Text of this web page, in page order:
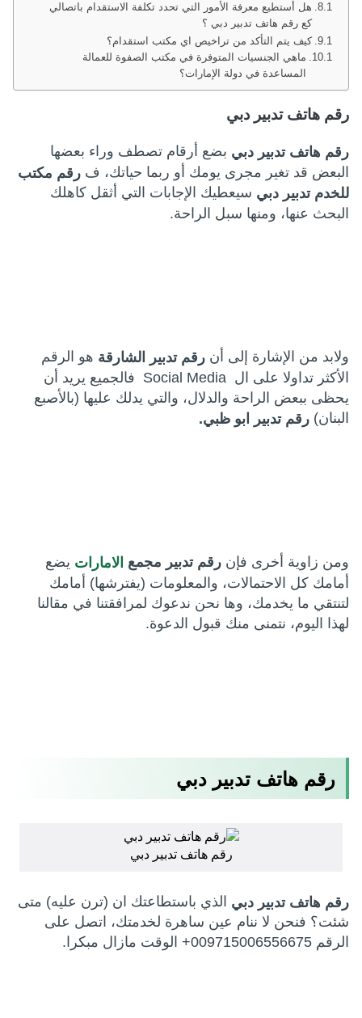
هل أستطيع معرفة الأمور التي تحدد تكلفة الاستقدام باتصالي
كع رقم هاتف تدبير دبي ؟
كيف يتم التأكد من تراخيص اي مكتب استقدام؟
ماهي الجنسيات المتوفرة في مكتب الصفوة للعمالة
المساعدة في دولة الإمارات؟
رقم هاتف تدبير دبي
رقم هاتف تدبير دبي بضع أرقام تصطف وراء بعضها
البعض قد تغير مجرى يومك أو ربما حياتك، ف رقم مكتب
للخدم تدبير دبي سيعطيك الإجابات التي أثقل كاهلك
البحث عنها، ومنها سبل الراحة.
ولابد من الإشارة إلى أن رقم تدبير الشارقة هو الرقم
الأكثر تداولا على ال Social Media فالجميع يريد أن
يحظى ببعض الراحة والدلال، والتي يدلك عليها (بالأصبع
البنان) رقم تدبير ابو ظبي.
ومن زاوية أخرى فإن رقم تدبير مجمع الامارات يضع
أمامك كل الاحتمالات، والمعلومات (يفترشها) أمامك
لتنتقي ما يخدمك، وها نحن ندعوك لمرافقتنا في مقالنا
لهذا اليوم، نتمنى منك قبول الدعوة.
رقم هاتف تدبير دبي
رقم هاتف تدبير دبي
رقم هاتف تدبير دبي الذي باستطاعتك ان (ترن عليه) متى
شئت؟ فنحن لا ننام عين ساهرة لخدمتك، اتصل على
الرقم 009715006556675+ الوقت مازال مبكرا.